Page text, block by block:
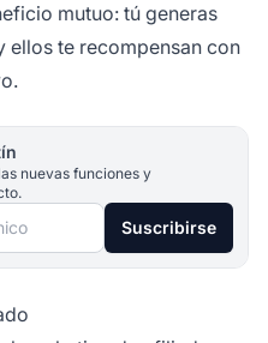
mutuo: tú generas
ellos te recompensan con
nuevas funciones y
Suscribirse